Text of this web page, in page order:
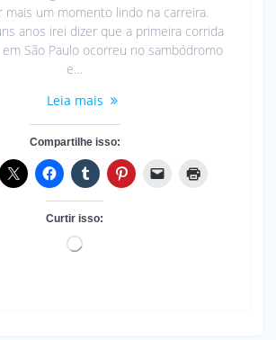
mais um momento lindo na carreira.
anos irei dizer que a primeira corrida
em São Paulo ocorreu no sambódromo
e…
Leia mais
Compartilhe isso:
Curtir isso:
Carregando...